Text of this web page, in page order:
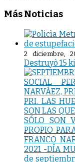
Más Noticias
2 diciembre,
Destruyò 15